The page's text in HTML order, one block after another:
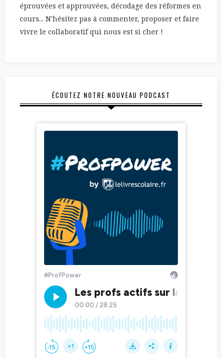
éprouvées et approuvées, décodage des réformes en
cours... N'hésitez pas à commenter, proposer et faire
vivre le collaboratif qui nous est si cher !
ÉCOUTEZ NOTRE NOUVEAU PODCAST